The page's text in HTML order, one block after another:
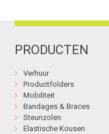
PRODUCTEN
Verhuur
Productfolders
Mobiliteit
Bandages & Braces
Steunzolen
Elastische Kousen